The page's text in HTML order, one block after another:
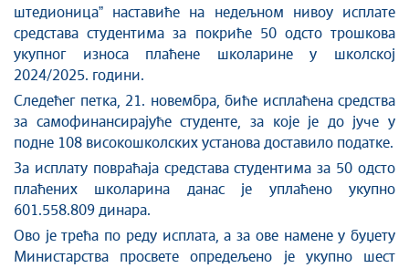
штедионицаˮ наставиће на недељном нивоу исплате
средстава студентима за покриће 50 одсто трошкова
укупног износа плаћене школарине у школској
2024/2025. години.
Следећег петка, 21. новембра, биће исплаћена средства
за самофинансирајуће студенте, за које је до јуче у
подне 108 високошколских установа доставило податке.
За исплату повраћаја средстава студентима за 50 одсто
плаћених школарина данас је уплаћено укупно
601.558.809 динара.
Ово је трећа по реду исплата, а за ове намене у буџету
Министарства просвете опредељено је укупно шест